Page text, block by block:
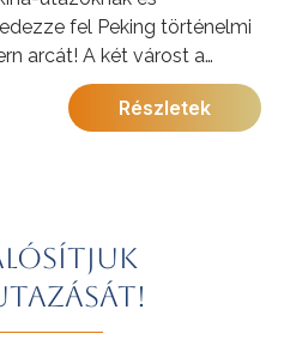
fel Peking történelmi
arcát! A két várost a
köti össze, amely
szeli át az országot.
Részletek